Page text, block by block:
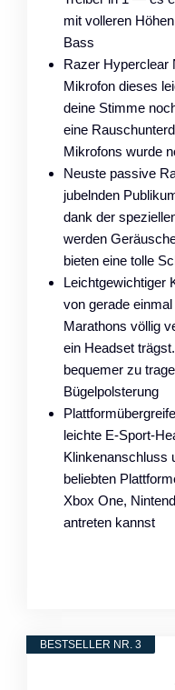
mit volleren
Bass
Razer Hyperclear
Mikrofon dieses
deine Stimme
eine
Mikrofons wurde
Neuste passive
jubelnden
dank der
werden
bieten eine tolle
Leichtgewichtiger
von gerade
Marathons völlig
ein Headset
bequemer zu
Bügelpolsterung
leichte E-Sport-
Klinkenanschluss
beliebten
Xbox One,
antreten kannst
BESTSELLER NR. 3